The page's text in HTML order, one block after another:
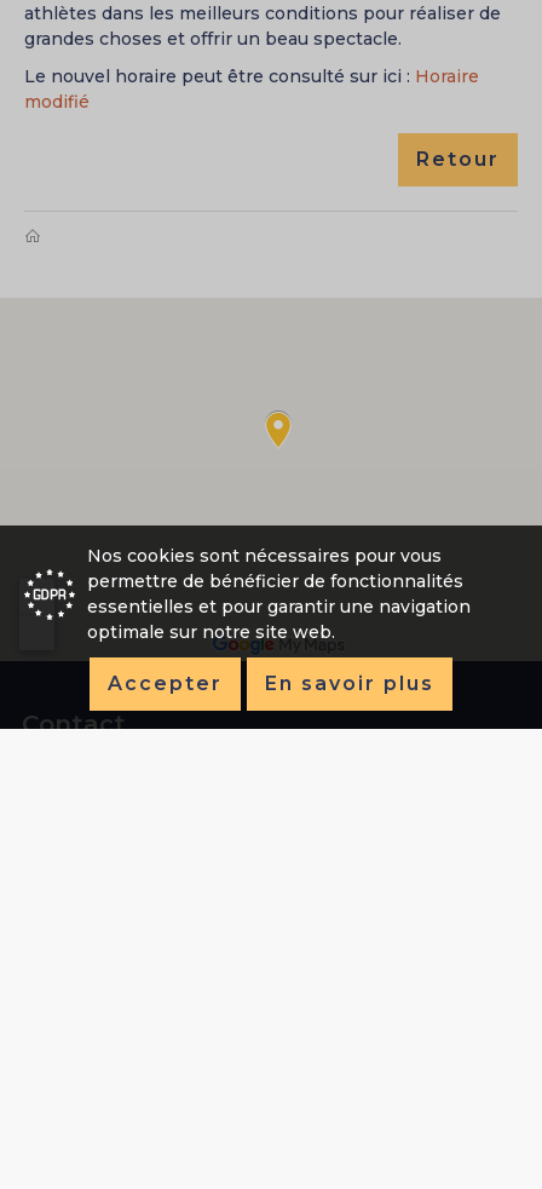
Nos cookies sont nécessaires pour vous
permettre de bénéficier de fonctionnalités
essentielles et pour garantir une navigation
optimale sur notre site web.
Accepter En savoir plus
athlètes dans les meilleurs conditions pour réaliser de
grandes choses et offrir un beau spectacle.
Le nouvel horaire peut être consulté sur ici : Horaire
modifié
Retour
Contact